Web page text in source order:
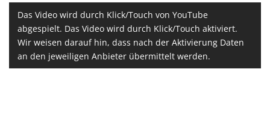
Das Video wird durch Klick/Touch von YouTube
abgespielt. Das Video wird durch Klick/Touch aktiviert.
Wir weisen darauf hin, dass nach der Aktivierung Daten
an den jeweiligen Anbieter übermittelt werden.
Vimeo